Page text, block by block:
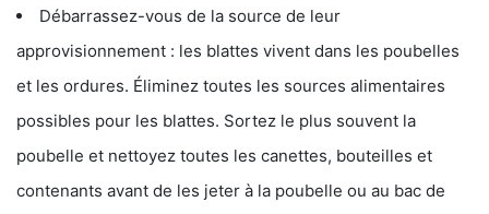
Débarrassez-vous de la source de leur
approvisionnement : les blattes vivent dans les poubelles
et les ordures. Éliminez toutes les sources alimentaires
possibles pour les blattes. Sortez le plus souvent la
poubelle et nettoyez toutes les canettes, bouteilles et
contenants avant de les jeter à la poubelle ou au bac de